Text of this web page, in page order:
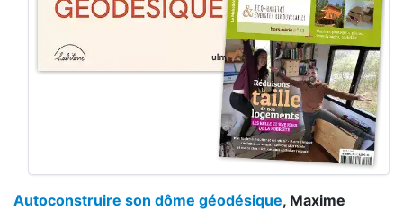
Autoconstruire son dôme géodésique, Maxime